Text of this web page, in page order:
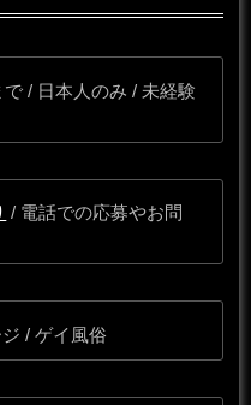
/ 日本人のみ / 未経験
/ 電話での応募やお問
/ ゲイ風俗